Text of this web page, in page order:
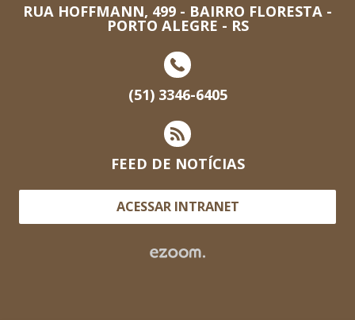
RUA HOFFMANN, 499 - BAIRRO FLORESTA -
PORTO ALEGRE - RS
(51) 3346-6405
FEED DE NOTÍCIAS
ACESSAR INTRANET